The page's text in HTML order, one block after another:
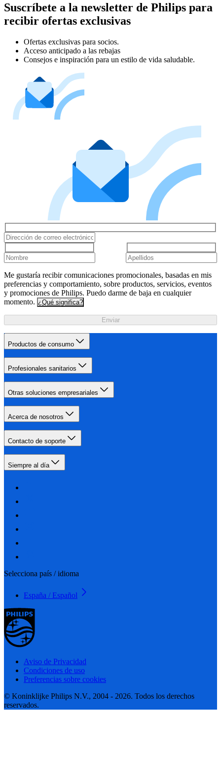
Suscríbete a la newsletter de Philips para
recibir ofertas exclusivas
Ofertas exclusivas para socios.
Acceso anticipado a las rebajas
Consejos e inspiración para un estilo de vida saludable.
Me gustaría recibir comunicaciones promocionales, basadas en mis
preferencias y comportamiento, sobre productos, servicios, eventos
y promociones de Philips. Puedo darme de baja en cualquier
momento. ¿Qué significa?
Enviar
Productos de consumo
Profesionales sanitarios
Otras soluciones empresariales
Acerca de nosotros
Contacto de soporte
Siempre al día
Selecciona país / idioma
España / Español
Aviso de Privacidad
Condiciones de uso
Preferencias sobre cookies
© Koninklijke Philips N.V., 2004 - 2026. Todos los derechos
reservados.